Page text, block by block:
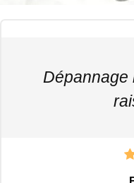
Dépannage